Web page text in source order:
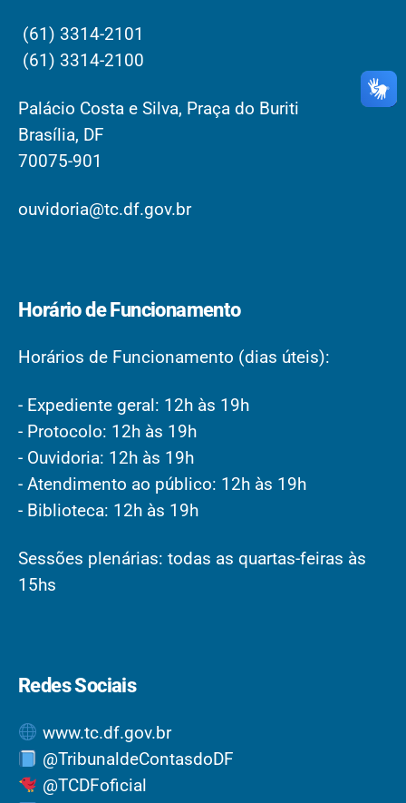
(61) 3314-2101
(61) 3314-2100
Palácio Costa e Silva, Praça do Buriti
Brasília, DF
70075-901
ouvidoria@tc.df.gov.br
Horário de Funcionamento
Horários de Funcionamento (dias úteis):
- Expediente geral: 12h às 19h
- Protocolo: 12h às 19h
- Ouvidoria: 12h às 19h
- Atendimento ao público: 12h às 19h
- Biblioteca: 12h às 19h
Sessões plenárias: todas as quartas-feiras às
15hs
Redes Sociais
www.tc.df.gov.br
@TribunaldeContasdoDF
@TCDFoficial